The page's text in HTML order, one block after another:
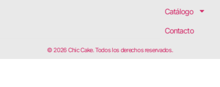
Catálogo
Contacto
© 2026 Chic Cake. Todos los derechos reservados.